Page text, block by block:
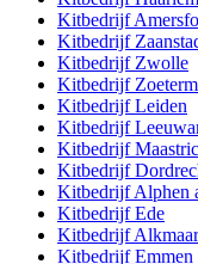
Kitbedrijf
Kitbedrijf
Kitbedrijf Zwolle
Kitbedrijf
KitbedrijfLeiden
Kitbedrijf
Kitbedrijf
Kitbedrijf
KitbedrijfAlphen
KitbedrijfEde
KitbedrijfAlkmaar
KitbedrijfEmmen